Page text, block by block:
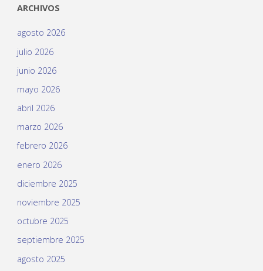
ARCHIVOS
agosto 2026
julio 2026
junio 2026
mayo 2026
abril 2026
marzo 2026
febrero 2026
enero 2026
diciembre 2025
noviembre 2025
octubre 2025
septiembre 2025
agosto 2025